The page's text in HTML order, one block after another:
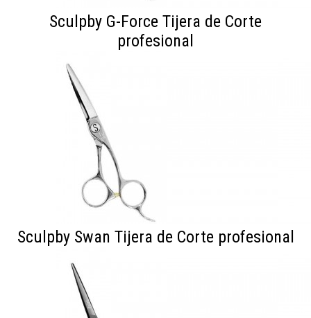
Sculpby G-Force Tijera de Corte
profesional
Sculpby Swan Tijera de Corte profesional